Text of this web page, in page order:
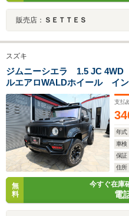
販売店： ＳＥＴＴＥＳ
スズキ
ジムニーシエラ 1.5 JC 4WD
ルエアロWALDホイール イ
支払
年式
車検
保証
住所
無
料
今すぐ在庫
電